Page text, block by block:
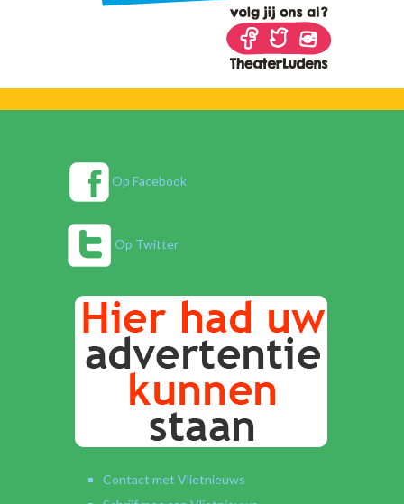
Op Facebook
Op Twitter
Contact met Vlietnieuws